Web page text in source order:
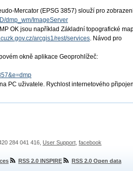
Mercator (EPSG 3857) slouží pro
dmp_wm/ImageServer
OK jsou například Základní topografické
arcgis1/rest/services. Návod pro
okně aplikace Geoprohlížeč:
PC uživatele. Rychlost internetového
284 041 416, User Support facebook
RSS 2.0 INSPIRE RSS 2.0 Open data